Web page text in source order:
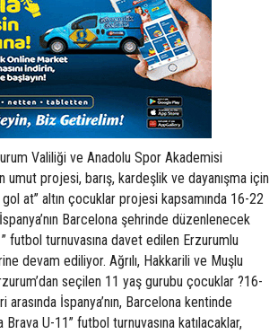
Valiliği ve Anadolu Spor Akademisi
projesi, barış, kardeşlik ve dayanışma için
gol at’’ altın çocuklar projesi kapsamında 16-22
Barcelona şehrinde düzenlenecek
futbol turnuvasına davet edilen Erzurumlu
devam ediliyor. Ağrılı, Hakkarili ve Muşlu
seçilen 11 yaş gurubu çocuklar ?16-
İspanya’nın, Barcelona kentinde
U-11” futbol turnuvasına katılacaklar,